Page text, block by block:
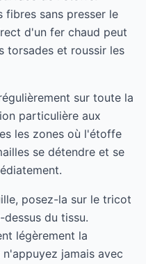
fibres sans presser le
d'un fer chaud peut
torsades et roussir les
sur toute la
particulière aux
les zones où l'étoffe
se détendre et se
posez-la sur le tricot
du tissu.
légèrement la
jamais avec